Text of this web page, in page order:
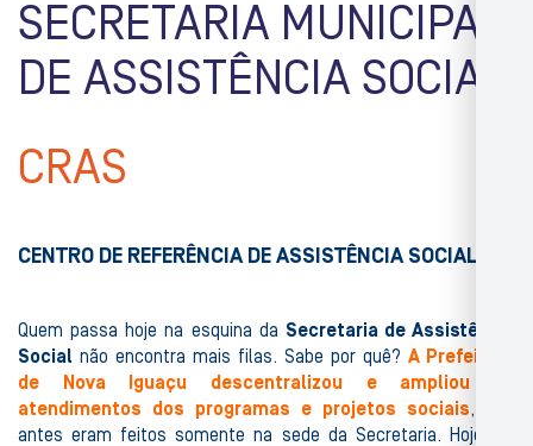
SECRETARIA MUNICIPAL
DE ASSISTÊNCIA SOCIAL
CRAS
CENTRO DE REFERÊNCIA DE ASSISTÊNCIA SOCIAL
Quem passa hoje na esquina da Secretaria de Assistência
Social não encontra mais filas. Sabe por quê? A Prefeitura
de Nova Iguaçu descentralizou e ampliou os
atendimentos dos programas e projetos sociais, que
antes eram feitos somente na sede da Secretaria. Hoje, os